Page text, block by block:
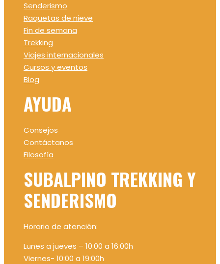
Senderismo
Raquetas de nieve
Fin de semana
Trekking
Viajes internacionales
Cursos y eventos
Blog
AYUDA
Consejos
Contáctanos
Filosofía
SUBALPINO TREKKING Y
SENDERISMO
Horario de atención:
Lunes a jueves – 10:00 a 16:00h
Viernes- 10:00 a 19:00h